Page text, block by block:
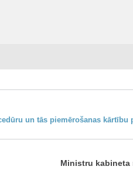
un tās piemērošanas kārtību
Ministru kabineta